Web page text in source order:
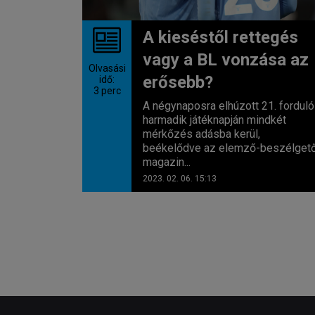
Olvasási
idő:
3 perc
A kieséstől rettegés
vagy a BL vonzása az
erősebb?
A négynaposra elhúzott 21. forduló
harmadik játéknapján mindkét
mérkőzés adásba kerül,
beékelődve az elemző-
magazin...
2023. 02. 06. 15:13